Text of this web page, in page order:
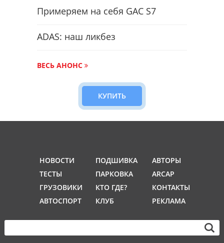
Примеряем на себя GAC S7
ADAS: наш ликбез
ВЕСЬ АНОНС
КУПИТЬ
НОВОСТИ
ТЕСТЫ
ГРУЗОВИКИ
АВТОСПОРТ
ПОДШИВКА
ПАРКОВКА
КТО ГДЕ?
КЛУБ
АВТОРЫ
ARCAP
КОНТАКТЫ
РЕКЛАМА